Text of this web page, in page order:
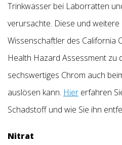
Trinkwasser bei Laborratten
verursachte. Diese und
Wissenschaftler des California
Health Hazard Assessment zu
sechswertiges Chrom auch
auslösen kann. Hier erfahren
Schadstoff und wie Sie ihn
Nitrat